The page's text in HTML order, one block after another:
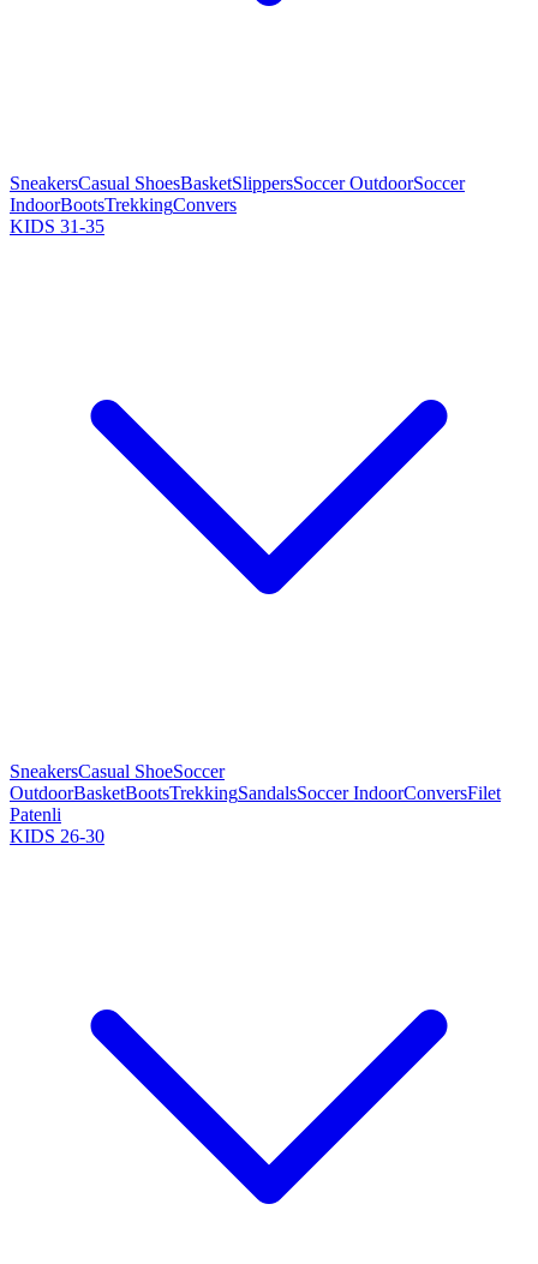
SneakersCasual ShoesBasketSlippersSoccer OutdoorSoccer
IndoorBootsTrekkingConvers
KIDS 31-35
SneakersCasual ShoeSoccer
OutdoorBasketBootsTrekkingSandalsSoccer IndoorConversFilet
Patenli
KIDS 26-30